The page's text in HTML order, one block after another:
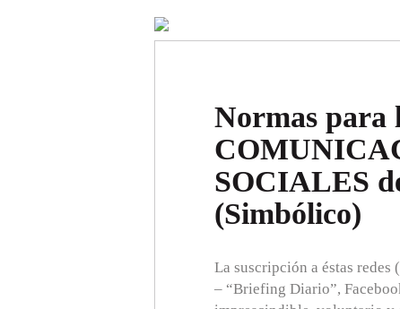
Normas para
SOCIALES
(Simbólico)
La suscripción a éstas
– “Briefing Diario”,